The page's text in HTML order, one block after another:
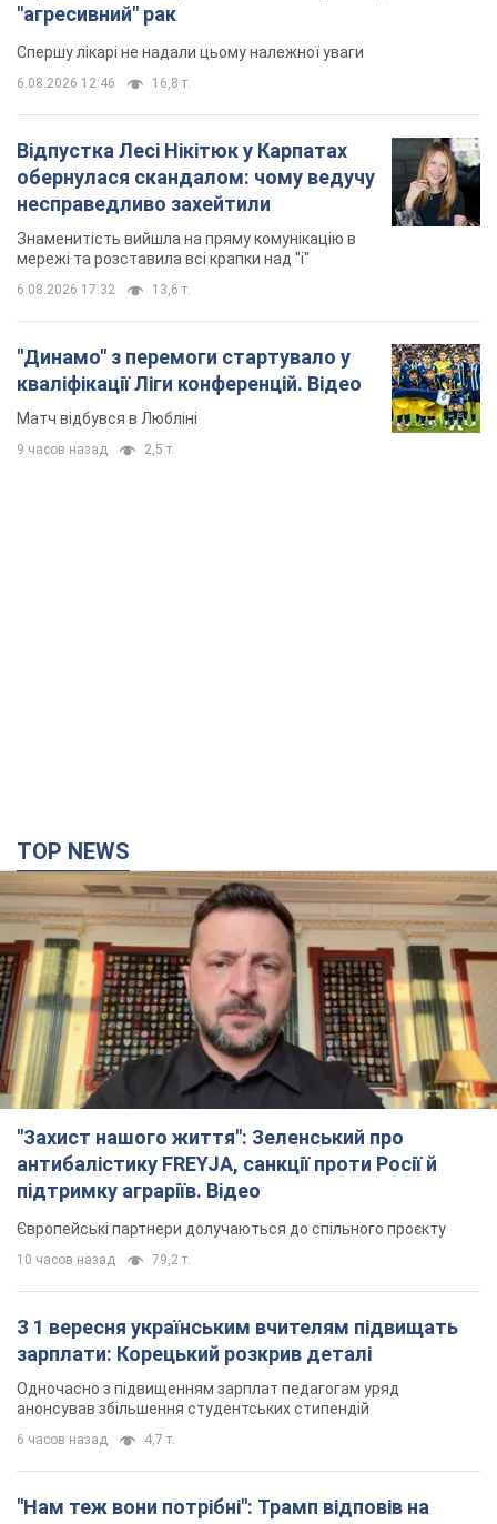
"агресивний" рак
Спершу лікарі не надали цьому належної уваги
6.08.2026 12:46 16,8 т.
Відпустка Лесі Нікітюк у Карпатах
обернулася скандалом: чому ведучу
несправедливо захейтили
Знаменитість вийшла на пряму комунікацію в
мережі та розставила всі крапки над "і"
6.08.2026 17:32 13,6 т.
"Динамо" з перемоги стартувало у
кваліфікації Ліги конференцій. Відео
Матч відбувся в Любліні
9 часов назад 2,5 т.
TOP NEWS
"Захист нашого життя": Зеленський про
антибалістику FREYJA, санкції проти Росії й
підтримку аграріїв. Відео
Європейські партнери долучаються до спільного проєкту
10 часов назад 79,2 т.
З 1 вересня українським вчителям підвищать
зарплати: Корецький розкрив деталі
Одночасно з підвищенням зарплат педагогам уряд
анонсував збільшення студентських стипендій
6 часов назад 4,7 т.
"Нам теж вони потрібні": Трамп відповів на